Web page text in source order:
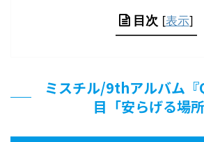
目次 [表示]
ミスチル/9thアルバム『
目「安らげる場所